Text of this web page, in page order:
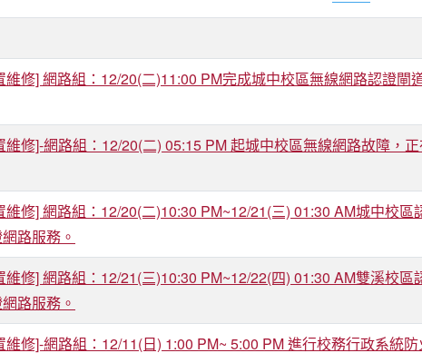
維修] 網路組：12/20(二)11:00 PM完成城中校區無線網路認證閘
維修]-網路組：12/20(二) 05:15 PM 起城中校區無線網路故障，正
維修] 網路組：12/20(二)10:30 PM~12/21(三) 01:30 AM城中校
路服務。
維修] 網路組：12/21(三)10:30 PM~12/22(四) 01:30 AM雙溪校
路服務。
維修]-網路組：12/11(日) 1:00 PM~ 5:00 PM 進行校務行政系統